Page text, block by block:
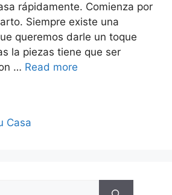
rápidamente. Comienza por
Siempre existe una
queremos darle un toque
la piezas tiene que ser
… Read more
Casa